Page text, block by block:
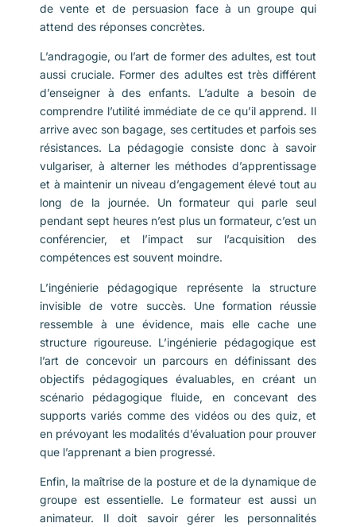
de vente et de persuasion face à un groupe qui
attend des réponses concrètes.
L’andragogie, ou l’art de former des adultes, est tout
aussi cruciale. Former des adultes est très différent
d’enseigner à des enfants. L’adulte a besoin de
comprendre l’utilité immédiate de ce qu’il apprend. Il
arrive avec son bagage, ses certitudes et parfois ses
résistances. La pédagogie consiste donc à savoir
vulgariser, à alterner les méthodes d’apprentissage
et à maintenir un niveau d’engagement élevé tout au
long de la journée. Un formateur qui parle seul
pendant sept heures n’est plus un formateur, c’est un
conférencier, et l’impact sur l’acquisition des
compétences est souvent moindre.
L’ingénierie pédagogique représente la structure
invisible de votre succès. Une formation réussie
ressemble à une évidence, mais elle cache une
structure rigoureuse. L’ingénierie pédagogique est
l’art de concevoir un parcours en définissant des
objectifs pédagogiques évaluables, en créant un
scénario pédagogique fluide, en concevant des
supports variés comme des vidéos ou des quiz, et
en prévoyant les modalités d’évaluation pour prouver
que l’apprenant a bien progressé.
Enfin, la maîtrise de la posture et de la dynamique de
groupe est essentielle. Le formateur est aussi un
animateur. Il doit savoir gérer les personnalités